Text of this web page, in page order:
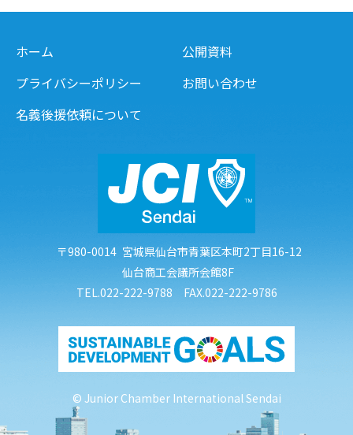
ホーム
プライバシーポリシー
名義後援依頼について
公開資料
お問い合わせ
〒980-0014 宮城県仙台市青葉区本町2丁目16-12
仙台商工会議所会館8F
TEL.022-222-9788 FAX.022-222-9786
© Junior Chamber International Sendai